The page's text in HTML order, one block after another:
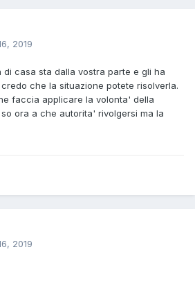
2019
di casa sta dalla vostra parte e gli ha
che la situazione potete risolverla.
faccia applicare la volonta' della
ora a che autorita' rivolgersi ma la
2019